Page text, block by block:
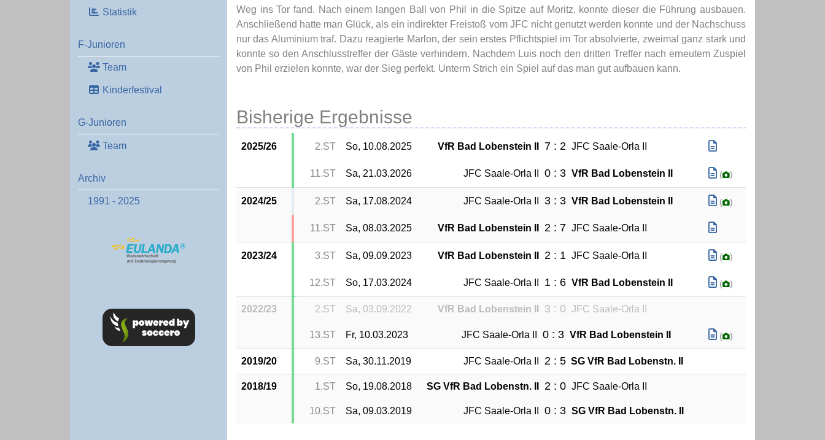
Statistik
F-Junioren
Team
Kinderfestival
G-Junioren
Team
Archiv
1991 - 2025
Weg ins Tor fand. Nach einem langen Ball von Phil in die Spitze auf Moritz, konnte dieser die Führung ausbauen.
Anschließend hatte man Glück, als ein indirekter Freistoß vom JFC nicht genutzt werden konnte und der Nachschuss
nur das Aluminium traf. Dazu reagierte Marlon, der sein erstes Pflichtspiel im Tor absolvierte, zweimal ganz stark und
konnte so den Anschlusstreffer der Gäste verhindern. Nachdem Luis noch den dritten Treffer nach erneutem Zuspiel
von Phil erzielen konnte, war der Sieg perfekt. Unterm Strich ein Spiel auf das man gut aufbauen kann.
Bisherige Ergebnisse
2025/26 2.ST So, 10.08.2025 VfR Bad Lobenstein II 7 : 2 JFC Saale-Orla II
11.ST Sa, 21.03.2026 JFC Saale-Orla II 0 : 3 VfR Bad Lobenstein II ( )
2024/25 2.ST Sa, 17.08.2024 JFC Saale-Orla II 3 : 3 VfR Bad Lobenstein II ( )
11.ST Sa, 08.03.2025 VfR Bad Lobenstein II 2 : 7 JFC Saale-Orla II
2023/24 3.ST Sa, 09.09.2023 VfR Bad Lobenstein II 2 : 1 JFC Saale-Orla II ( )
12.ST So, 17.03.2024 JFC Saale-Orla II 1 : 6 VfR Bad Lobenstein II ( )
2022/23 2.ST Sa, 03.09.2022 VfR Bad Lobenstein II 3 : 0 JFC Saale-Orla II
13.ST Fr, 10.03.2023 JFC Saale-Orla II 0 : 3 VfR Bad Lobenstein II ( )
2019/20 9.ST Sa, 30.11.2019 JFC Saale-Orla II 2 : 5 SG VfR Bad Lobenstn. II
2018/19 1.ST So, 19.08.2018 SG VfR Bad Lobenstn. II 2 : 0 JFC Saale-Orla II
10.ST Sa, 09.03.2019 JFC Saale-Orla II 0 : 3 SG VfR Bad Lobenstn. II